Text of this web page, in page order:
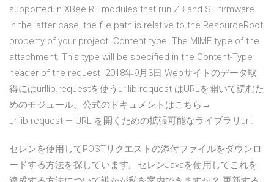
supported in XBee RF modules that run ZB and SE firmware.
In the latter case, the file path is relative to the ResourceRoot
property of your project. Content type. The MIME type of the
attachment. This type will be specified in the Content-Type
header of the request 2018年9月3日 Webサイトのデータ取
得にはurllib.requestを使うurllib.request はURLを開いて読むた
めのモジュール。公式のドキュメントはこちら→
urllib.request — URL を開くための拡張可能なライブラリurl.
セレンを使用してPOSTリクエストの添付ファイルをダウンロ
ードする方法を探しています。セレンJavaを使用してこれを